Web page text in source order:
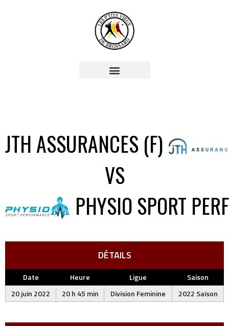
JTH ASSURANCES (F)
VS
PHYSIO SPORT
DÉTAILS
Date Heure Ligue
Saison
20 juin 2022
20 h 45 min Division Feminine 2022 Saison